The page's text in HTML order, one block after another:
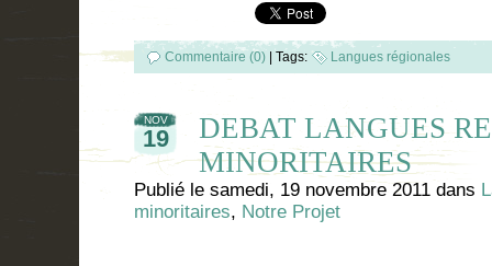
Commentaire (0) | Tags: Langues régionales
NOV
19
DEBAT LANGUES
MINORITAIRES
Publié le samedi, 19 novembre 2011 dans
minoritaires, Notre Projet